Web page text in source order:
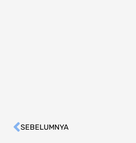
Prev
SEBELUMNYA